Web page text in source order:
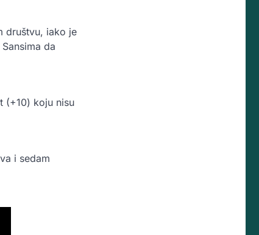
društvu, iako je
da
(+10) koju nisu
i sedam